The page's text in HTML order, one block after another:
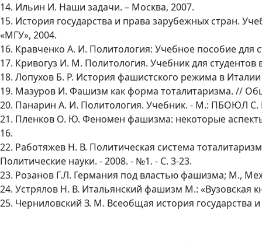
14. Ильин И. Наши задачи. – Москва, 2007.
15. История государства и права зарубежных стран.
«МГУ», 2004.
16. Кравченко А. И. Политология: Учебное пособие для
17. Кривогуз И. М. Политология. Учебник для
18. Лопухов Б. Р. История фашистского режима в
19. Мазуров И. Фашизм как форма тоталитаризма. //
20. Панарин А. И. Политология. Учебник. - М.: ПБОЮЛ С.
21. Пленков О. Ю. Феномен фашизма: некоторые
16.
22. Работяжев Н. В. Политическая система
Политические науки. - 2008. - №1. - С. 3-23.
23. Розанов Г.Л. Германия под властью фашизма; М.,
24. Устрялов Н. В. Итальянский фашизм М.: «Вузовская
25. Черниловский З. М. Всеобщая история государства